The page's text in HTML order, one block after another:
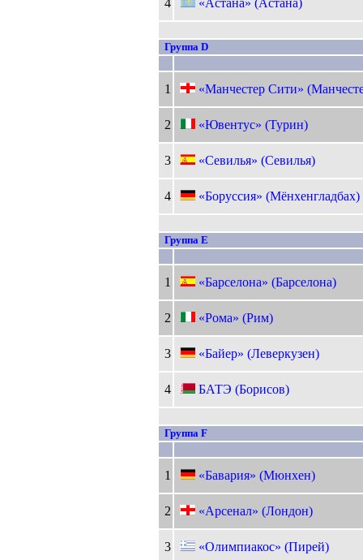
4 «Астана» (Астана)
Группа D
1 «Манчестер Сити»
2 «Ювентус» (Турин)
3 «Севилья» (Севилья)
4 «Боруссия» (Мёнхенгладбах)
Группа E
1 «Барселона» (Барселона)
2 «Рома» (Рим)
3 «Байер» (Леверкузен)
4 БАТЭ (Борисов)
Группа F
1 «Бавария» (Мюнхен)
2 «Арсенал» (Лондон)
3 «Олимпиакос» (Пирей)